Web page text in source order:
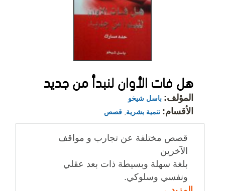
هل فات الأوان لنبدأ من جديد
المؤلف: باسل شيخو
الأقسام: تنمية بشرية قصص
قصص مختلفة عن تجارب و مواقف
الآخرين
بلغة سهلة وبسيطة ذات بعد عقلي
ونفسي وسلوكي.